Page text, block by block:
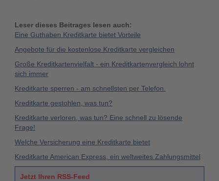
Leser dieses Beitrages lesen auch:
Eine Guthaben Kreditkarte bietet Vorteile
Angebote für die kostenlose Kreditkarte vergleichen
Große Kreditkartenvielfalt - ein Kreditkartenvergleich lohnt
sich immer
Kreditkarte sperren - am schnellsten per Telefon.
Kreditkarte gestohlen, was tun?
Kreditkarte verloren, was tun? Eine schnell zu lösende
Frage!
Welche Versicherung eine Kreditkarte bietet
Kreditkarte American Express, ein weltweites Zahlungsmittel
Jetzt Ihren RSS-Feed